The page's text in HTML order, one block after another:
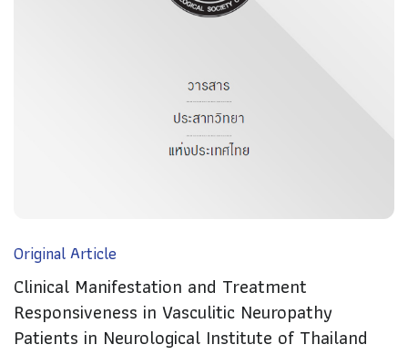
Original Article
Clinical Manifestation and Treatment
Responsiveness in Vasculitic Neuropathy
Patients in Neurological Institute of Thailand